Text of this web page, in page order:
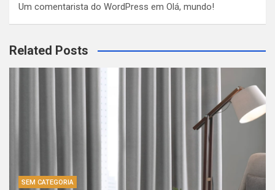
Um comentarista do WordPress em Olá, mundo!
Related Posts
SEM CATEGORIA